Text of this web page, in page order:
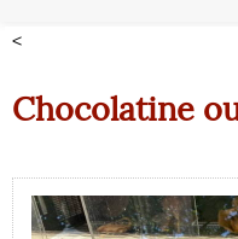
<
Chocolatine